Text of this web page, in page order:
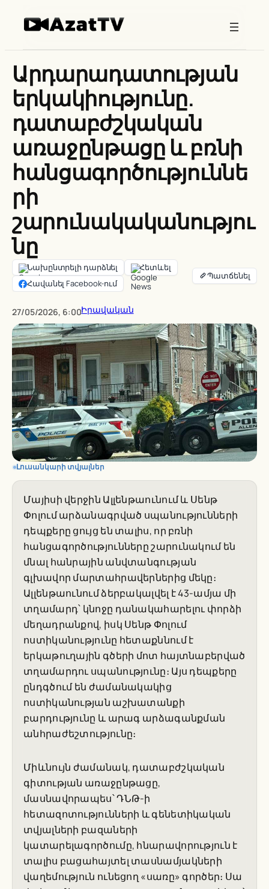
Արդարադատության
երկակիությունը.
դատաբժշկական
առաջընթացը և բռնի
հանցագործություննե
րի
շարունակականությու
նը
Նախընտրելի դարձնել
Հետևել
Հավանել Facebook-ում
27/05/2026, 6:00Իրավական
Լուսանկարի տվյալներ
Մայիսի վերջին Ալլենթաունում և Սենթ
Փոլում արձանագրված սպանությունների
դեպքերը ցույց են տալիս, որ բռնի
հանցագործությունները շարունակում են
մնալ հանրային անվտանգության
գլխավոր մարտահրավերներից մեկը։
Ալլենթաունում ձերբակալվել է 43-ամյա մի
տղամարդ՝ կնոջը դանակահարելու փորձի
մեղադրանքով, իսկ Սենթ Փոլում
ոստիկանությունը հետաքննում է
երկաթուղային գծերի մոտ հայտնաբերված
տղամարդու սպանությունը։ Այս դեպքերը
ընդգծում են ժամանակակից
ոստիկանության աշխատանքի
բարդությունը և արագ արձագանքման
անհրաժեշտությունը։
Միևնույն ժամանակ, դատաբժշկական
գիտության առաջընթացը,
մասնավորապես՝ ԴՆԹ-ի
հետազոտությունների և գենետիկական
տվյալների բազաների
կատարելագործումը, հնարավորություն է
տալիս բացահայտել տասնամյակների
վաղեմություն ունեցող «սառը» գործեր։ Սա